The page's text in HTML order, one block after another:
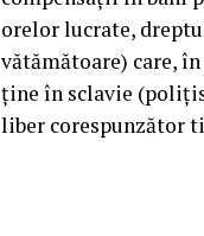
orelor lucrate,
vătămătoare) care,
ține în sclavie
liber corespunzător